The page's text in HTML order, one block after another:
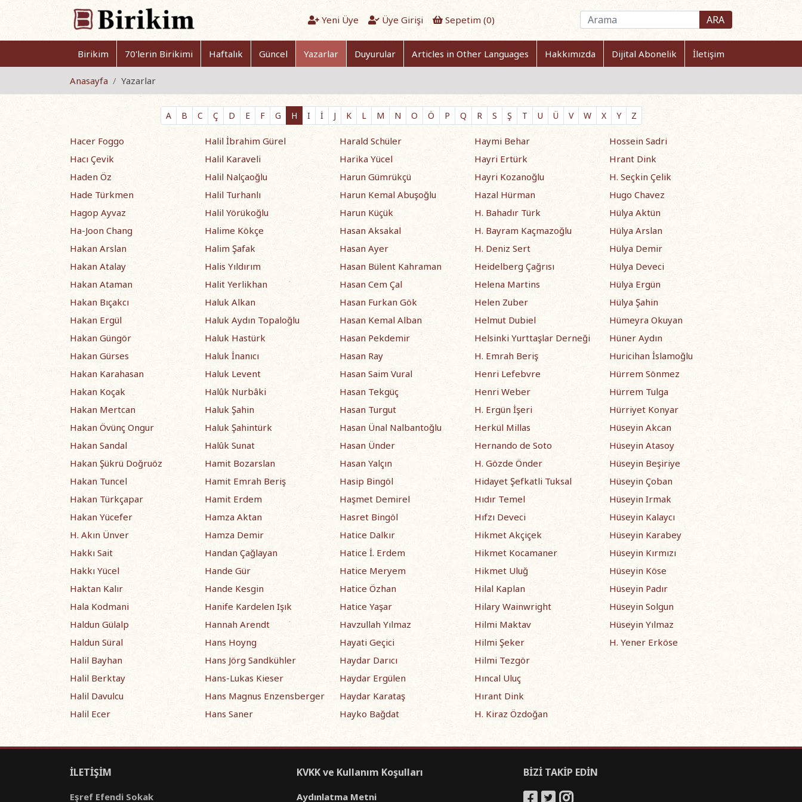
Yeni Üye Üye Girişi Sepetim (0) ARA
Birikim 70'lerin Birikimi Haftalık Güncel Yazarlar Duyurular Articles in Other Languages Hakkımızda Dijital Abonelik İletişim
Anasayfa Yazarlar
A B C Ç D E F G H I İ J K L M N O Ö P Q R S Ş T U Ü V W X Y Z
Hacer Foggo
Hacı Çevik
Haden Öz
Hade Türkmen
Hagop Ayvaz
Ha-Joon Chang
Hakan Arslan
Hakan Atalay
Hakan Ataman
Hakan Bıçakcı
Hakan Ergül
Hakan Güngör
Hakan Gürses
Hakan Karahasan
Hakan Koçak
Hakan Mertcan
Hakan Övünç Ongur
Hakan Sandal
Hakan Şükrü Doğruöz
Hakan Tuncel
Hakan Türkçapar
Hakan Yücefer
H. Akın Ünver
Hakkı Sait
Hakkı Yücel
Haktan Kalır
Hala Kodmani
Haldun Gülalp
Haldun Süral
Halil Bayhan
Halil Berktay
Halil Davulcu
Halil Ecer
Halil İbrahim Gürel
Halil Karaveli
Halil Nalçaoğlu
Halil Turhanlı
Halil Yörükoğlu
Halime Kökçe
Halim Şafak
Halis Yıldırım
Halit Yerlikhan
Haluk Alkan
Haluk Aydın Topaloğlu
Haluk Hastürk
Haluk İnanıcı
Haluk Levent
Halûk Nurbâki
Haluk Şahin
Haluk Şahintürk
Halûk Sunat
Hamit Bozarslan
Hamit Emrah Beriş
Hamit Erdem
Hamza Aktan
Hamza Demir
Handan Çağlayan
Hande Gür
Hande Kesgin
Hanife Kardelen Işık
Hannah Arendt
Hans Hoyng
Hans Jörg Sandkühler
Hans-Lukas Kieser
Hans Magnus Enzensberger
Hans Saner
Harald Schüler
Harika Yücel
Harun Gümrükçü
Harun Kemal Abuşoğlu
Harun Küçük
Hasan Aksakal
Hasan Ayer
Hasan Bülent Kahraman
Hasan Cem Çal
Hasan Furkan Gök
Hasan Kemal Alban
Hasan Pekdemir
Hasan Ray
Hasan Saim Vural
Hasan Tekgüç
Hasan Turgut
Hasan Ünal Nalbantoğlu
Hasan Ünder
Hasan Yalçın
Hasip Bingöl
Haşmet Demirel
Hasret Bingöl
Hatice Dalkır
Hatice İ. Erdem
Hatice Meryem
Hatice Özhan
Hatice Yaşar
Havzullah Yılmaz
Hayati Geçici
Haydar Darıcı
Haydar Ergülen
Haydar Karataş
Hayko Bağdat
Haymi Behar
Hayri Ertürk
Hayri Kozanoğlu
Hazal Hürman
H. Bahadır Türk
H. Bayram Kaçmazoğlu
H. Deniz Sert
Heidelberg Çağrısı
Helena Martins
Helen Zuber
Helmut Dubiel
Helsinki Yurttaşlar Derneği
H. Emrah Beriş
Henri Lefebvre
Henri Weber
H. Ergün İşeri
Herkül Millas
Hernando de Soto
H. Gözde Önder
Hidayet Şefkatli Tuksal
Hıdır Temel
Hıfzı Deveci
Hikmet Akçiçek
Hikmet Kocamaner
Hikmet Uluğ
Hilal Kaplan
Hilary Wainwright
Hilmi Maktav
Hilmi Şeker
Hilmi Tezgör
Hıncal Uluç
Hırant Dink
H. Kiraz Özdoğan
Hossein Sadri
Hrant Dink
H. Seçkin Çelik
Hugo Chavez
Hülya Aktün
Hülya Arslan
Hülya Demir
Hülya Deveci
Hülya Ergün
Hülya Şahin
Hümeyra Okuyan
Hüner Aydın
Huricihan İslamoğlu
Hürrem Sönmez
Hürrem Tulga
Hürriyet Konyar
Hüseyin Akcan
Hüseyin Atasoy
Hüseyin Beşiriye
Hüseyin Çoban
Hüseyin Irmak
Hüseyin Kalaycı
Hüseyin Karabey
Hüseyin Kırmızı
Hüseyin Köse
Hüseyin Padır
Hüseyin Solgun
Hüseyin Yılmaz
H. Yener Erköse
İLETİŞİM
Eşref Efendi Sokak
KVKK ve Kullanım Koşulları
Aydınlatma Metni
BİZİ TAKİP EDİN